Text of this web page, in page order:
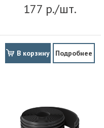
177 р./шт.
В корзину Подробнее